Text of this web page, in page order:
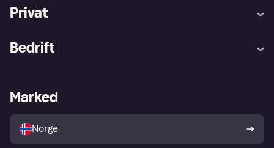
Privat
Utforsk butikker
Bedrift
Merchant portal
Marked
Norge